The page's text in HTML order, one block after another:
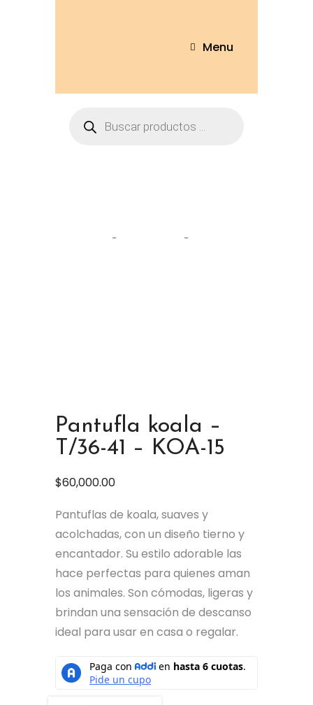
Menu
Pantufla koala –
T/36-41 – KOA-15
$60,000.00
Pantuflas de koala, suaves y
acolchadas, con un diseño tierno y
encantador. Su estilo adorable las
hace perfectas para quienes aman
los animales. Son cómodas, ligeras y
brindan una sensación de descanso
ideal para usar en casa o regalar.